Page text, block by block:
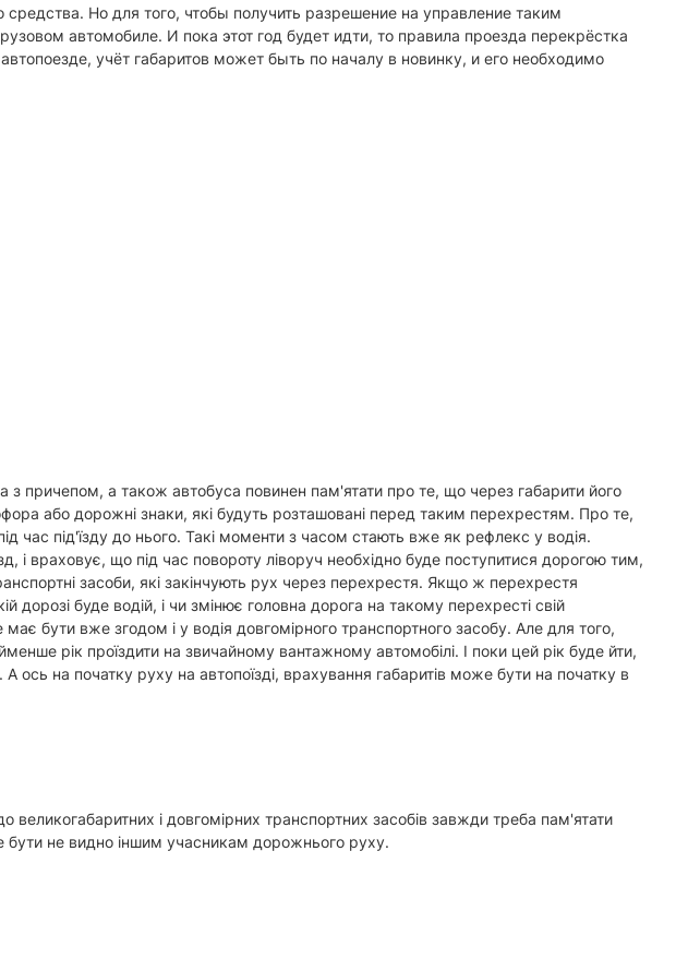
Но для того, чтобы получить разрешение на управление таким
автомобиле. И пока этот год будет идти, то правила проезда перекрёстка
учёт габаритов может быть по началу в новинку, и его необходимо
з причепом, а також автобуса повинен пам'ятати про те, що через габарити його
або дорожні знаки, які будуть розташовані перед таким перехрестям. Про те,
час під'їзду до нього. Такі моменти з часом стають вже як рефлекс у водія.
і враховує, що під час повороту ліворуч необхідно буде поступитися дорогою тим,
засоби, які закінчують рух через перехрестя. Якщо ж перехрестя
дорозі буде водій, і чи змінює головна дорога на такому перехресті свій
бути вже згодом і у водія довгомірного транспортного засобу. Але для того,
рік проїздити на звичайному вантажному автомобілі. І поки цей рік буде йти,
ось на початку руху на автопоїзді, врахування габаритів може бути на початку в
і довгомірних транспортних засобів завжди треба пам'ятати
бути не видно іншим учасникам дорожнього руху.